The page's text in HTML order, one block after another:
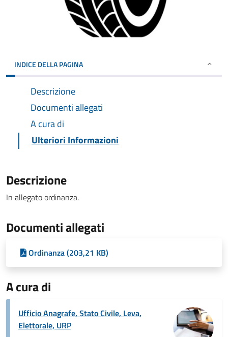
INDICE DELLA PAGINA
Descrizione
Documenti allegati
A cura di
Ulteriori Informazioni
Descrizione
In allegato ordinanza.
Documenti allegati
Ordinanza (203,21 KB)
A cura di
Ufficio Anagrafe, Stato Civile, Leva,
Elettorale, URP